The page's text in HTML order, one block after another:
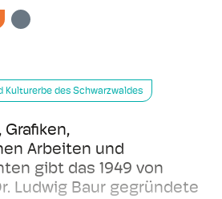
Kulturerbe des Schwarzwaldes
Arbeiten und
gibt das 1949 von
Ludwig Baur gegründete